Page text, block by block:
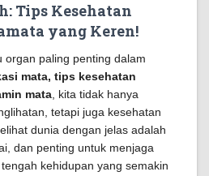
Tips Kesehatan
yang Keren!
organ paling penting dalam
mata, tips kesehatan
mata , kita tidak hanya
tetapi juga kesehatan
dunia dengan jelas adalah
dan penting untuk menjaga
kehidupan yang semakin